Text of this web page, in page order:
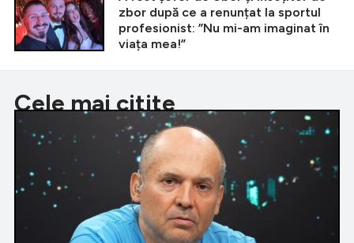
zbor după ce a renunțat la sportul
profesionist: ”Nu mi-am imaginat în
viața mea!”
Cele mai citite